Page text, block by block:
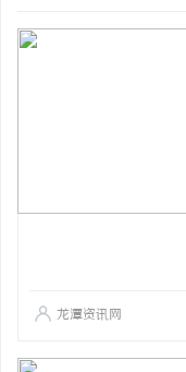
龙潭资讯网